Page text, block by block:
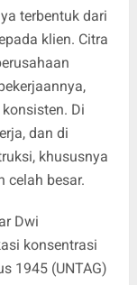
terbentuk dari
klien. Citra
Di
dan di
khususnya
celah besar.
Dwi
konsentrasi
1945 (UNTAG)